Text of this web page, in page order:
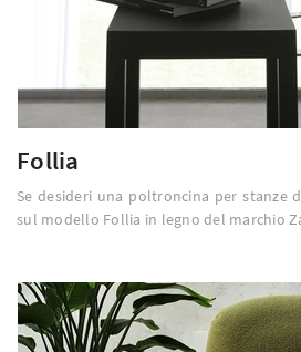
Follia
Se desideri una poltroncina per stanze
sul modello Follia in legno del marchio